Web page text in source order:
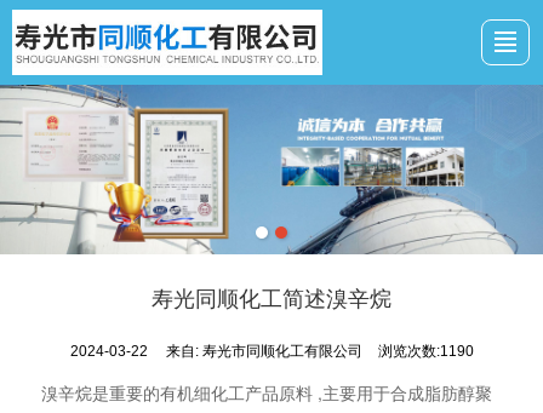
网站首页 公司介绍 资质证件
寿光同顺化工简述溴辛烷
2024-03-22 来自: 寿光市同顺化工有限公司 浏览次数:1190
溴辛烷是重要的有机细化工产品原料 ,主要用于合成脂肪醇聚